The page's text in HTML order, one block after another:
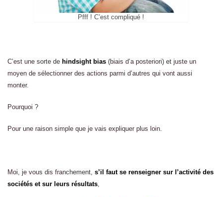
Pfff ! C’est compliqué !
C’est une sorte de hindsight bias (biais d’a posteriori) et juste un
moyen de sélectionner des actions parmi d’autres qui vont aussi
monter.
Pourquoi ?
Pour une raison simple que je vais expliquer plus loin.
Moi, je vous dis franchement, s’il faut se renseigner sur l’activité des
sociétés et sur leurs résultats,